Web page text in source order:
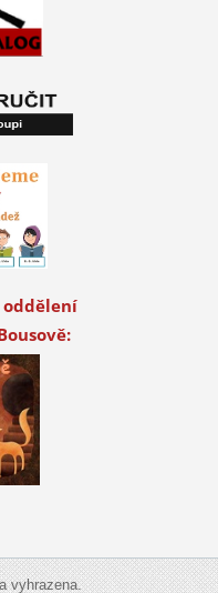
oddělení
vyhrazena.